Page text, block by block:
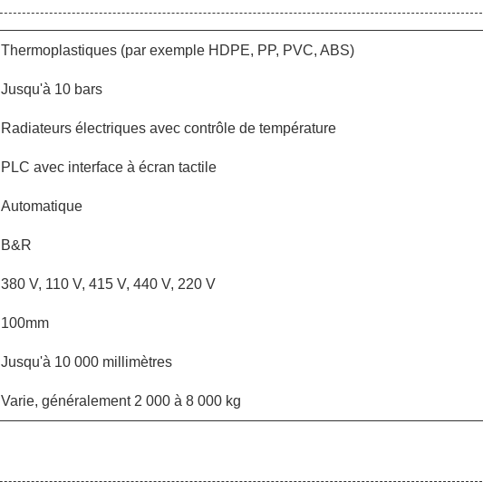
Thermoplastiques (par exemple HDPE, PP, PVC, ABS)
Jusqu'à 10 bars
Radiateurs électriques avec contrôle de température
PLC avec interface à écran tactile
Automatique
B&R
380 V, 110 V, 415 V, 440 V, 220 V
100mm
Jusqu'à 10 000 millimètres
Varie, généralement 2 000 à 8 000 kg